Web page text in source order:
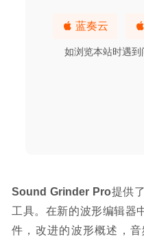
蓝奏云
如浏览本站时遇到
Sound Grinder Pro提供
工具。在新的波形编辑器
件，改进的波形概述，
Wondershare
PDF编辑工具 2020-05-16
Secret Folder Pro 11.0